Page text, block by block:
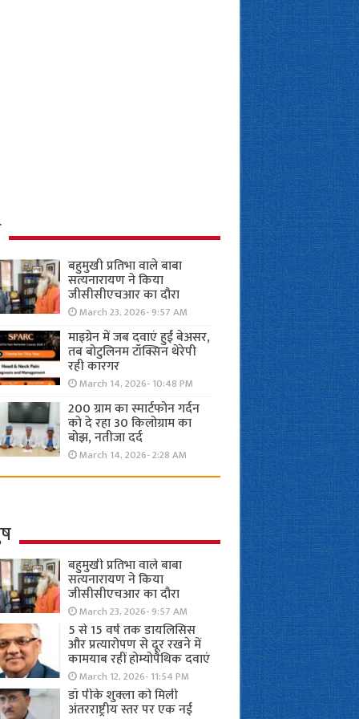
बहुमुखी प्रतिभा वाले बाबा
सत्यनारायण ने किया
जीसीसीएचआर का दौरा
March 23, 2026- 9:57 AM
माइग्रेन में जब दवाएं हुईं बेअसर,
तब बोटुलिनम टॉक्सिन थेरेपी
रही कारगर
March 14, 2026- 10:48 PM
200 ग्राम का स्मार्टफोन गर्दन
को दे रहा 30 किलोग्राम का
बोझ, नतीजा दर्द
March 14, 2026- 2:28 AM
बहुमुखी प्रतिभा वाले बाबा
सत्यनारायण ने किया
जीसीसीएचआर का दौरा
March 23, 2026- 9:57 AM
5 से 15 वर्ष तक डायलिसिस
और प्रत्यारोपण से दूर रखने में
कामयाब रहीं होम्योपैथिक दवाएं
March 12, 2026- 11:54 PM
डॉ पीके शुक्ला को मिली
अंतरराष्ट्रीय स्तर पर एक नई